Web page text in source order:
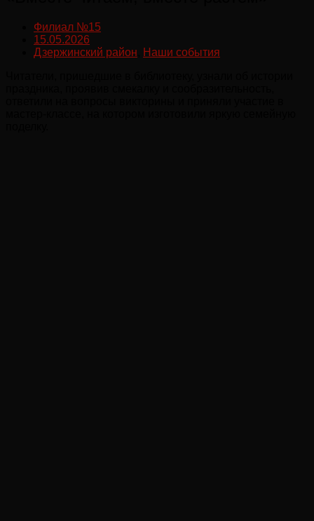
Филиал №15
15.05.2026
Дзержинский район
Наши события